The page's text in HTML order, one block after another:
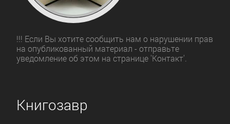
!!! Если Вы хотите сообщить нам о нарушении прав
на опубликованный материал - отправьте
уведомление об этом на странице 'Контакт'.
Книгозавр